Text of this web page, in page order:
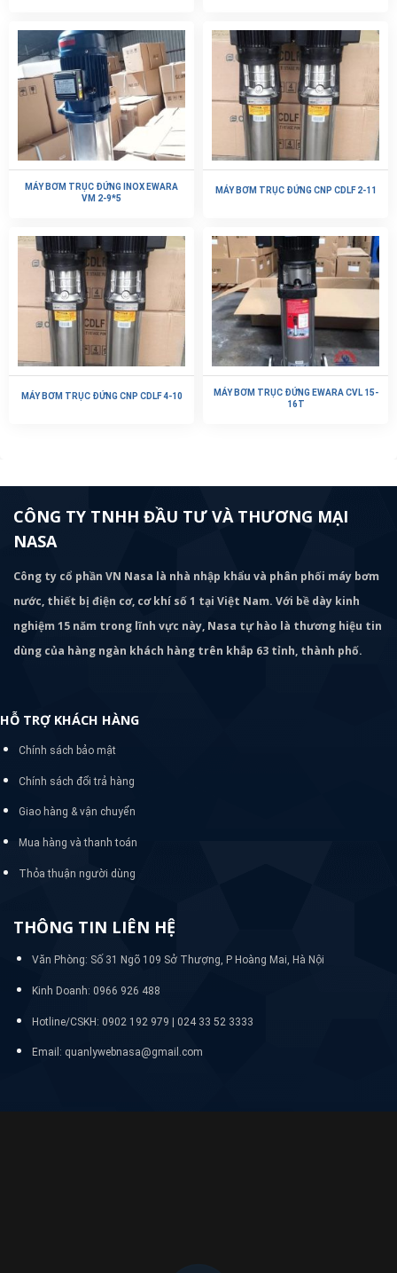
MÁY BƠM TRỤC ĐỨNG INOX EWARA
VM 2-9*5
MÁY BƠM TRỤC ĐỨNG CNP CDLF 2-11
MÁY BƠM TRỤC ĐỨNG CNP CDLF 4-10
MÁY BƠM TRỤC ĐỨNG EWARA CVL 15-
16T
CÔNG TY TNHH ĐẦU TƯ VÀ THƯƠNG MẠI
NASA
Công ty cổ phần VN Nasa là nhà nhập khẩu và phân phối máy bơm
nước, thiết bị điện cơ, cơ khí số 1 tại Việt Nam. Với bề dày kinh
nghiệm 15 năm trong lĩnh vực này, Nasa tự hào là thương hiệu tin
dùng của hàng ngàn khách hàng trên khắp 63 tỉnh, thành phố.
HỖ TRỢ KHÁCH HÀNG
Chính sách bảo mật
Chính sách đổi trả hàng
Giao hàng & vận chuyển
Mua hàng và thanh toán
Thỏa thuận người dùng
THÔNG TIN LIÊN HỆ
Văn Phòng: Số 31 Ngõ 109 Sở Thượng, P Hoàng Mai, Hà Nội
Kinh Doanh: 0966 926 488
Hotline/CSKH: 0902 192 979 | 024 33 52 3333
Email: quanlywebnasa@gmail.com